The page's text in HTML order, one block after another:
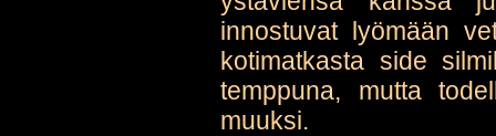
innostuvat lyömään
kotimatkasta side
temppuna, mutta
muuksi.